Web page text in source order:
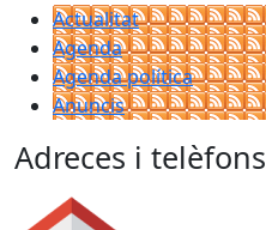
Actualitat
Agenda
Agenda política
Anuncis
Adreces i telèfons